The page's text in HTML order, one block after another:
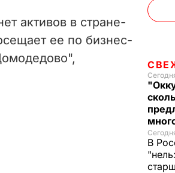
активов в стране-
ее по бизнес-
В